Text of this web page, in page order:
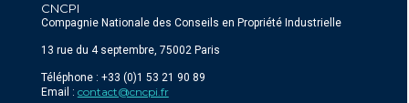
CNCPI
Compagnie Nationale des Conseils en Propriété Industrielle
13 rue du 4 septembre, 75002 Paris
Téléphone : +33 (0)1 53 21 90 89
Email : contact@cncpi.fr